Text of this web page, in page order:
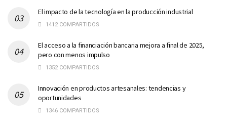
El impacto de la tecnología en la producción industrial
1412 COMPARTIDOS
El acceso a la financiación bancaria mejora a final de 2025,
pero con menos impulso
1352 COMPARTIDOS
Innovación en productos artesanales: tendencias y
oportunidades
1346 COMPARTIDOS